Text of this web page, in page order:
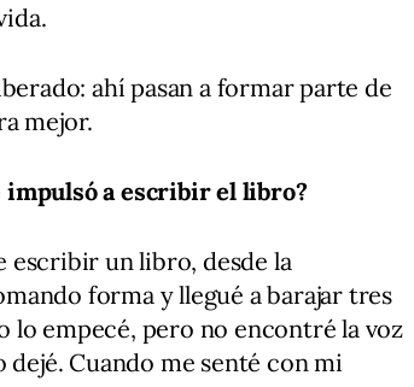
ahí pasan a formar parte de
mejor.
impulsó a escribir el libro?
escribir un libro, desde la
forma y llegué a barajar tres
lo empecé, pero no encontré la voz
dejé. Cuando me senté con mi